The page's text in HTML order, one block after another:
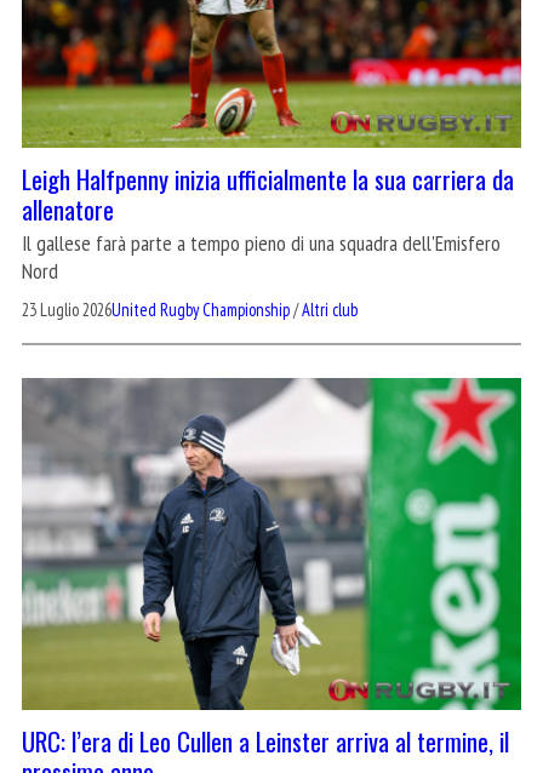
Leigh Halfpenny inizia ufficialmente la sua carriera da
allenatore
Il gallese farà parte a tempo pieno di una squadra dell'Emisfero
Nord
23 Luglio 2026United Rugby Championship/Altri club
URC: l’era di Leo Cullen a Leinster arriva al termine, il